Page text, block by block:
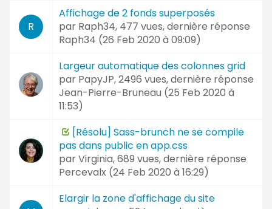
R
Affichage de 2 fonds superposés
par Raph34, 477 vues, dernière réponse
Raph34 (26 Feb 2020 à 09:09)
Largeur automatique des colonnes grid
par PapyJP, 2496 vues, dernière réponse
Jean-Pierre-Bruneau (25 Feb 2020 à
11:53)
[Résolu] Sass-brunch ne se compile
pas dans public en app.css
parVirginia, 689 vues, dernière réponse
Percevalx (24 Feb 2020 à 16:29)
Elargir la zone d'affichage du site